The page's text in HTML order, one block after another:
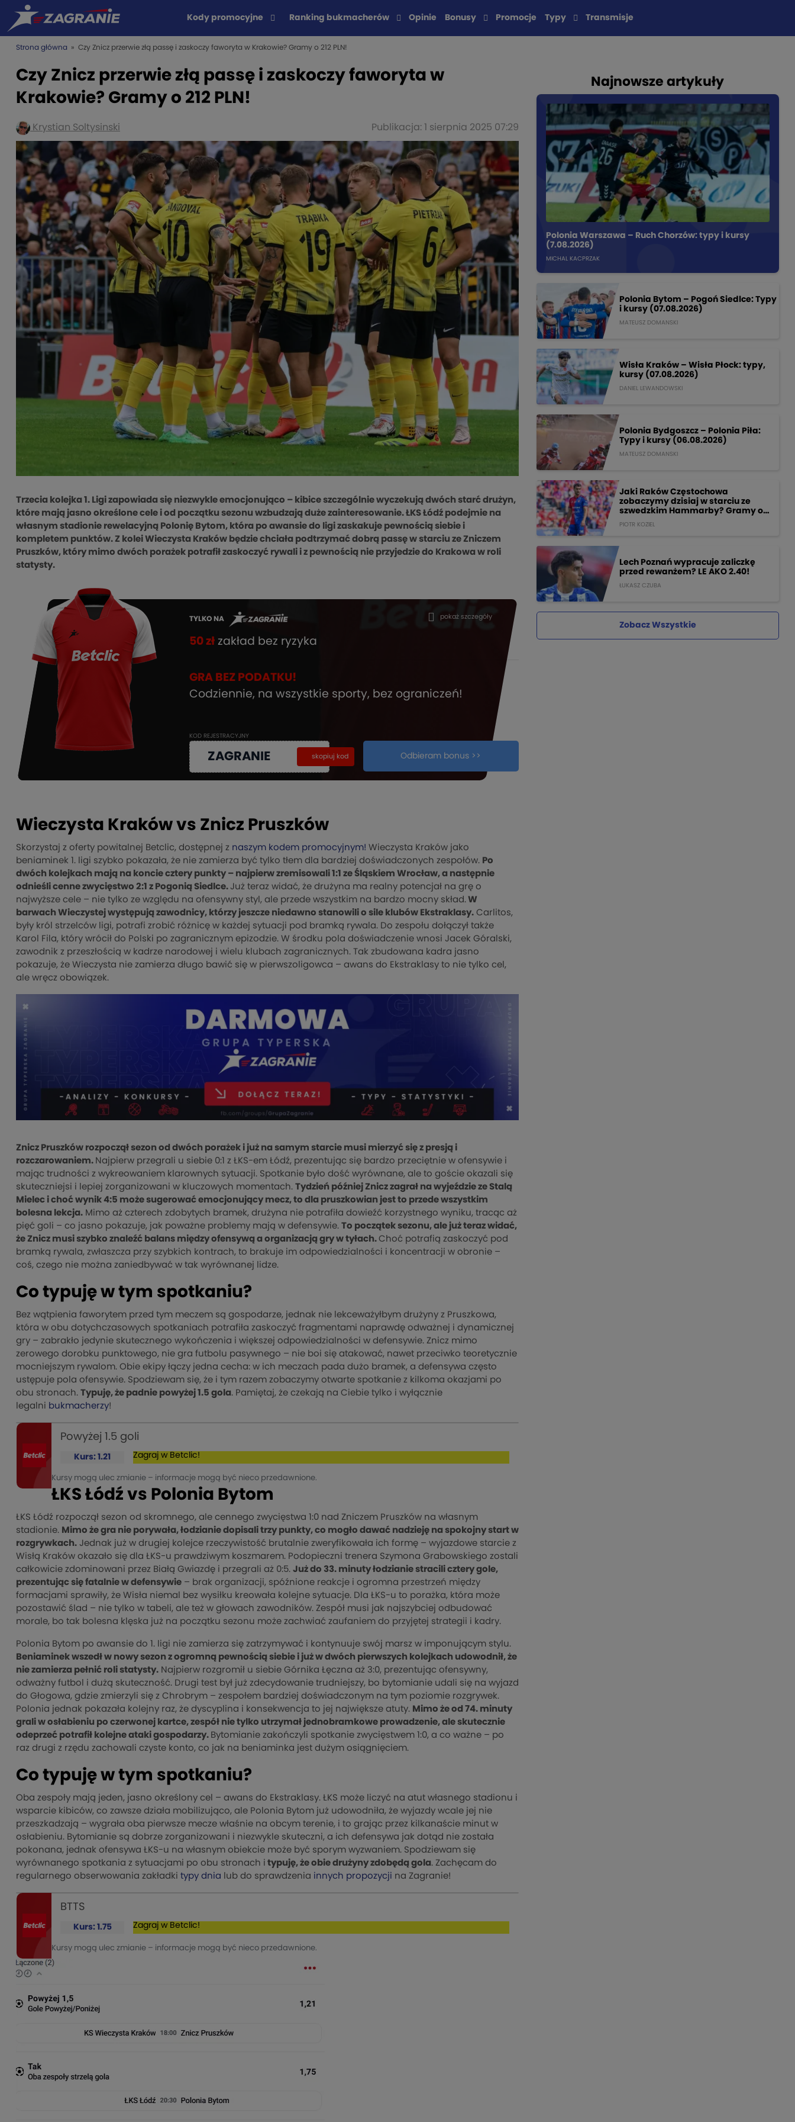
Kody promocyjne Ranking bukmacherów Opinie Bonusy Promocje Typy Transmisje
Strona główna » Czy Znicz przerwie złą passę i zaskoczy faworyta w Krakowie? Gramy o 212 PLN!
Czy Znicz przerwie złą passę i zaskoczy faworyta w
Krakowie? Gramy o 212 PLN!
Krystian Soltysinski Publikacja: 1 sierpnia 2025 07:29
Trzecia kolejka 1. Ligi zapowiada się niezwykle emocjonująco – kibice szczególnie wyczekują dwóch starć drużyn,
które mają jasno określone cele i od początku sezonu wzbudzają duże zainteresowanie. ŁKS Łódź podejmie na
własnym stadionie rewelacyjną Polonię Bytom, która po awansie do ligi zaskakuje pewnością siebie i
kompletem punktów. Z kolei Wieczysta Kraków będzie chciała podtrzymać dobrą passę w starciu ze Zniczem
Pruszków, który mimo dwóch porażek potrafił zaskoczyć rywali i z pewnością nie przyjedzie do Krakowa w roli
statysty.
TYLKO NA
50 zł zakład bez ryzyka
GRA BEZ PODATKU!
Codziennie, na wszystkie sporty, bez ograniczeń!
KOD REJESTRACYJNY
ZAGRANIE kopiuj
skopiuj kod Odbieram bonus >>
pokaż szczegóły
Wieczysta Kraków vs Znicz Pruszków
Skorzystaj z oferty powitalnej Betclic, dostępnej z naszym kodem promocyjnym! Wieczysta Kraków jako
beniaminek 1. ligi szybko pokazała, że nie zamierza być tylko tłem dla bardziej doświadczonych zespołów. Po
dwóch kolejkach mają na koncie cztery punkty – najpierw zremisowali 1:1 ze Śląskiem Wrocław, a następnie
odnieśli cenne zwycięstwo 2:1 z Pogonią Siedlce. Już teraz widać, że drużyna ma realny potencjał na grę o
najwyższe cele – nie tylko ze względu na ofensywny styl, ale przede wszystkim na bardzo mocny skład. W
barwach Wieczystej występują zawodnicy, którzy jeszcze niedawno stanowili o sile klubów Ekstraklasy. Carlitos,
były król strzelców ligi, potrafi zrobić różnicę w każdej sytuacji pod bramką rywala. Do zespołu dołączył także
Karol Fila, który wrócił do Polski po zagranicznym epizodzie. W środku pola doświadczenie wnosi Jacek Góralski,
zawodnik z przeszłością w kadrze narodowej i wielu klubach zagranicznych. Tak zbudowana kadra jasno
pokazuje, że Wieczysta nie zamierza długo bawić się w pierwszoligowca – awans do Ekstraklasy to nie tylko cel,
ale wręcz obowiązek.
Znicz Pruszków rozpoczął sezon od dwóch porażek i już na samym starcie musi mierzyć się z presją i
rozczarowaniem. Najpierw przegrali u siebie 0:1 z ŁKS-em Łódź, prezentując się bardzo przeciętnie w ofensywie i
mając trudności z wykreowaniem klarownych sytuacji. Spotkanie było dość wyrównane, ale to goście okazali się
skuteczniejsi i lepiej zorganizowani w kluczowych momentach. Tydzień później Znicz zagrał na wyjeździe ze Stalą
Mielec i choć wynik 4:5 może sugerować emocjonujący mecz, to dla pruszkowian jest to przede wszystkim
bolesna lekcja. Mimo aż czterech zdobytych bramek, drużyna nie potrafiła dowieźć korzystnego wyniku, tracąc aż
pięć goli – co jasno pokazuje, jak poważne problemy mają w defensywie. To początek sezonu, ale już teraz widać,
że Znicz musi szybko znaleźć balans między ofensywą a organizacją gry w tyłach. Choć potrafią zaskoczyć pod
bramką rywala, zwłaszcza przy szybkich kontrach, to brakuje im odpowiedzialności i koncentracji w obronie –
coś, czego nie można zaniedbywać w tak wyrównanej lidze.
Co typuję w tym spotkaniu?
Bez wątpienia faworytem przed tym meczem są gospodarze, jednak nie lekceważyłbym drużyny z Pruszkowa,
która w obu dotychczasowych spotkaniach potrafiła zaskoczyć fragmentami naprawdę odważnej i dynamicznej
gry – zabrakło jedynie skutecznego wykończenia i większej odpowiedzialności w defensywie. Znicz mimo
zerowego dorobku punktowego, nie gra futbolu pasywnego – nie boi się atakować, nawet przeciwko teoretycznie
mocniejszym rywalom. Obie ekipy łączy jedna cecha: w ich meczach pada dużo bramek, a defensywa często
ustępuje pola ofensywie. Spodziewam się, że i tym razem zobaczymy otwarte spotkanie z kilkoma okazjami po
obu stronach. Typuję, że padnie powyżej 1.5 gola. Pamiętaj, że czekają na Ciebie tylko i wyłącznie
legalni bukmacherzy!
Powyżej 1.5 goli
Kurs: 1.21 Zagraj w Betclic!
Kursy mogą ulec zmianie – informacje mogą być nieco przedawnione.
ŁKS Łódź vs Polonia Bytom
ŁKS Łódź rozpoczął sezon od skromnego, ale cennego zwycięstwa 1:0 nad Zniczem Pruszków na własnym
stadionie. Mimo że gra nie porywała, łodzianie dopisali trzy punkty, co mogło dawać nadzieję na spokojny start w
rozgrywkach. Jednak już w drugiej kolejce rzeczywistość brutalnie zweryfikowała ich formę – wyjazdowe starcie z
Wisłą Kraków okazało się dla ŁKS-u prawdziwym koszmarem. Podopieczni trenera Szymona Grabowskiego zostali
całkowicie zdominowani przez Białą Gwiazdę i przegrali aż 0:5. Już do 33. minuty łodzianie stracili cztery gole,
prezentując się fatalnie w defensywie – brak organizacji, spóźnione reakcje i ogromna przestrzeń między
formacjami sprawiły, że Wisła niemal bez wysiłku kreowała kolejne sytuacje. Dla ŁKS-u to porażka, która może
pozostawić ślad – nie tylko w tabeli, ale też w głowach zawodników. Zespół musi jak najszybciej odbudować
morale, bo tak bolesna klęska już na początku sezonu może zachwiać zaufaniem do przyjętej strategii i kadry.
Polonia Bytom po awansie do 1. ligi nie zamierza się zatrzymywać i kontynuuje swój marsz w imponującym stylu.
Beniaminek wszedł w nowy sezon z ogromną pewnością siebie i już w dwóch pierwszych kolejkach udowodnił, że
nie zamierza pełnić roli statysty. Najpierw rozgromił u siebie Górnika Łęczna aż 3:0, prezentując ofensywny,
odważny futbol i dużą skuteczność. Drugi test był już zdecydowanie trudniejszy, bo bytomianie udali się na wyjazd
do Głogowa, gdzie zmierzyli się z Chrobrym – zespołem bardziej doświadczonym na tym poziomie rozgrywek.
Polonia jednak pokazała kolejny raz, że dyscyplina i konsekwencja to jej największe atuty. Mimo że od 74. minuty
grali w osłabieniu po czerwonej kartce, zespół nie tylko utrzymał jednobramkowe prowadzenie, ale skutecznie
odeprzeć potrafił kolejne ataki gospodarzy. Bytomianie zakończyli spotkanie zwycięstwem 1:0, a co ważne – po
raz drugi z rzędu zachowali czyste konto, co jak na beniaminka jest dużym osiągnięciem.
Co typuję w tym spotkaniu?
Oba zespoły mają jeden, jasno określony cel – awans do Ekstraklasy. ŁKS może liczyć na atut własnego stadionu i
wsparcie kibiców, co zawsze działa mobilizująco, ale Polonia Bytom już udowodniła, że wyjazdy wcale jej nie
przeszkadzają – wygrała oba pierwsze mecze właśnie na obcym terenie, i to grając przez kilkanaście minut w
osłabieniu. Bytomianie są dobrze zorganizowani i niezwykle skuteczni, a ich defensywa jak dotąd nie została
pokonana, jednak ofensywa ŁKS-u na własnym obiekcie może być sporym wyzwaniem. Spodziewam się
wyrównanego spotkania z sytuacjami po obu stronach i typuję, że obie drużyny zdobędą gola. Zachęcam do
regularnego obserwowania zakładki typy dnia lub do sprawdzenia innych propozycji na Zagranie!
BTTS
Kurs: 1.75 Zagraj w Betclic!
Kursy mogą ulec zmianie – informacje mogą być nieco przedawnione.
Najnowsze artykuły
Polonia Warszawa – Ruch Chorzów: typy i kursy
(7.08.2026)
MICHAL KACPRZAK
Polonia Bytom – Pogoń Siedlce: Typy
i kursy (07.08.2026)
MATEUSZ DOMANSKI
Wisła Kraków – Wisła Płock: typy,
kursy (07.08.2026)
DANIEL LEWANDOWSKI
Polonia Bydgoszcz – Polonia Piła:
Typy i kursy (06.08.2026)
MATEUSZ DOMANSKI
Jaki Raków Częstochowa
zobaczymy dzisiaj w starciu ze
szwedzkim Hammarby? Gramy o
PIOTR KOZIEL
Lech Poznań wypracuje zaliczkę
przed rewanżem? LE AKO 2.40!
ŁUKASZ CZUBA
Zobacz Wszystkie